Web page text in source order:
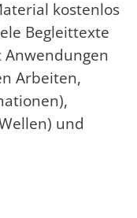
kostenlos
Begleittexte
Anwendungen
Arbeiten,
und